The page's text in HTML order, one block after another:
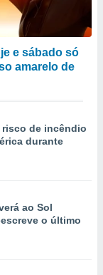
e sábado só
amarelo de
de incêndio
durante
ao Sol
o último